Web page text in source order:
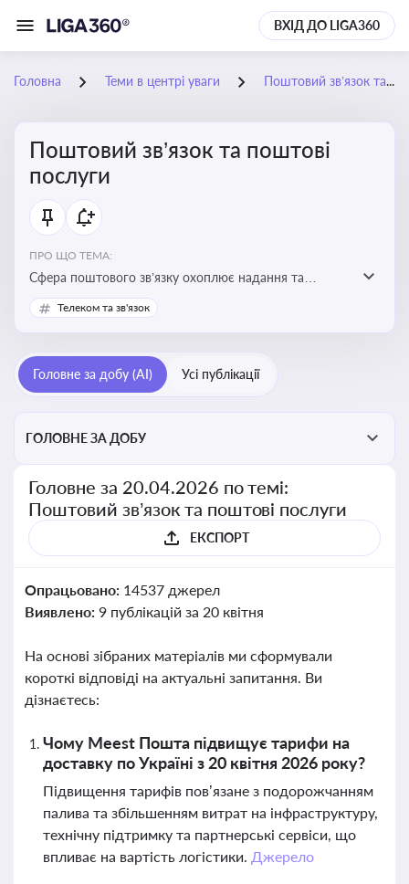
ВХІД ДО LIGA360
Головна Теми в центрі уваги Поштовий зв’язок та поштові послуги
Поштовий зв’язок та поштові
послуги
ПРО ЩО ТЕМА:
Сфера поштового зв’язку охоплює надання та
контроль послуг поштового обслуговування, що
регулюється спеціальним законодавством. Для
ліцензійних умов, участі в державних реєстрах і
забезпечення прав споживачів.
Телеком та зв'язок
Головне за добу (AI) Усі публікації
ГОЛОВНЕ ЗА ДОБУ
Головне за 20.04.2026 по темі:
Поштовий зв’язок та поштові послуги
ЕКСПОРТ
Опрацьовано: 14537 джерел
Виявлено: 9 публікацій за 20 квітня
На основі зібраних матеріалів ми сформували
короткі відповіді на актуальні запитання. Ви
дізнаєтесь:
Чому Meest Пошта підвищує тарифи на
доставку по Україні з 20 квітня 2026 року?
Підвищення тарифів пов’язане з подорожчанням
палива та збільшенням витрат на інфраструктуру,
технічну підтримку та партнерські сервіси, що
впливає на вартість логістики. Джерело